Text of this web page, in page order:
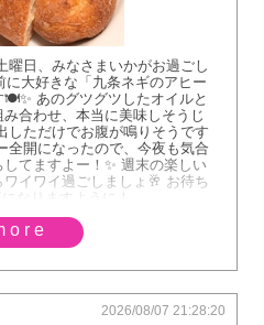
曜日、みなさまいかがお過ごし
に大好きな「九条ネギのアヒー
あのグツグツしたオイルと
合わせ、本当に美味しそうじ
ただけでお腹が鳴りそうです
全開になったので、今夜も気合
てますよー！✨ 週末の楽しい
イワイ過ごしましょ🥂 お待ち
なりますように！
2026/08/07 21:28:20